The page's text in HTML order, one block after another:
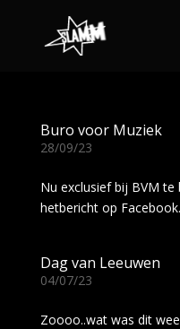
Buro voor Muziek
28/09/23
Nu exclusief bij BVM
hetbericht op Facebook.
Dag van Leeuwen
04/07/23
Zoooo..wat was dit